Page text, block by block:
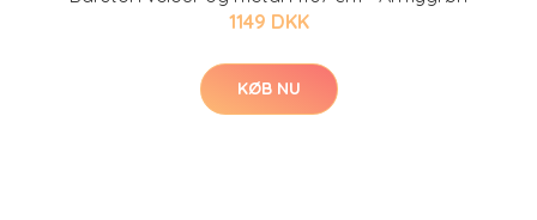
1149 DKK
KØB NU